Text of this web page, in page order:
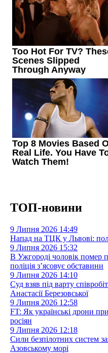
ТОП-новини
9 Липня 2026 14:49
Напад на ТЦК у Львові:
9 Липня 2026 15:32
В Ужгороді чоловік помер
поліція з’ясовує обставини
9 Липня 2026 14:10
Суд взяв під варту
Анастасії Березовської
9 Липня 2026 12:58
FT: Як українські дрони
росіян
9 Липня 2026 12:18
Сили безпілотних систем
Азовському морі